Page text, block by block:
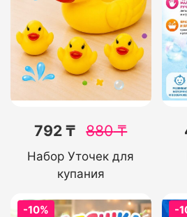
792 ₸ 880₸
Набор Уточек для
купания
-10% -